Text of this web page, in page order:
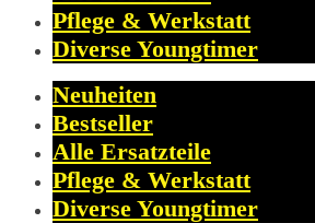
Pflege & Werkstatt
Diverse Youngtimer
Neuheiten
Bestseller
Alle Ersatzteile
Pflege & Werkstatt
Diverse Youngtimer